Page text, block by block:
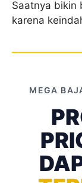
Saatnya bikin
karena
MEGA